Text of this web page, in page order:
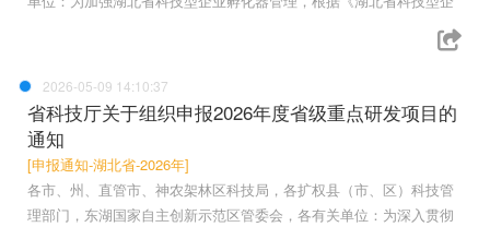
2026-05-09 14:10:37
省科技厅关于组织申报2026年度省级重点研发项目的
通知
[申报通知-湖北省-2026年]
各市、州、直管市、神农架林区科技局，各扩权县（市、区）科技管
理部门，东湖国家自主创新示范区管委会，各有关单位：为深入贯彻